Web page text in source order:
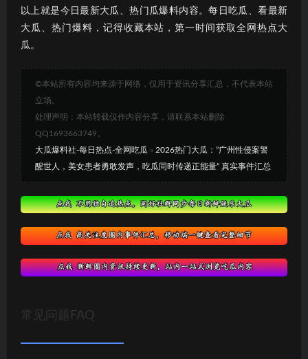
以上就是今日最新大瓜、热门瓜爆料内容。每日吃瓜、看最新
大瓜、热门爆料，记得收藏本站，第一时间获取全网热点大
瓜。
©本站所有内容均来源于网络，仅用于资讯分享汇总，不代表本站
立场。
处理声明：本站转载仅作内容分享，请联系本站删除
QQ1693663749。
大瓜爆料社-每日热点-全网吃瓜 » 2026热门大瓜：”广州性侵案警
醒世人，美女患者勇敢发声，吃瓜同时传递正能量” 真实事件汇总
常见问题FAQ